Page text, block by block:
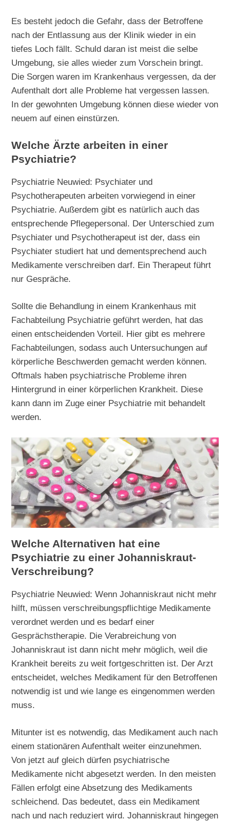
Es besteht jedoch die Gefahr, dass der Betroffene
nach der Entlassung aus der Klinik wieder in ein
tiefes Loch fällt. Schuld daran ist meist die selbe
Umgebung, sie alles wieder zum Vorschein bringt.
Die Sorgen waren im Krankenhaus vergessen, da der
Aufenthalt dort alle Probleme hat vergessen lassen.
In der gewohnten Umgebung können diese wieder von
neuem auf einen einstürzen.
Welche Ärzte arbeiten in einer
Psychiatrie?
Psychiatrie Neuwied: Psychiater und
Psychotherapeuten arbeiten vorwiegend in einer
Psychiatrie. Außerdem gibt es natürlich auch das
entsprechende Pflegepersonal. Der Unterschied zum
Psychiater und Psychotherapeut ist der, dass ein
Psychiater studiert hat und dementsprechend auch
Medikamente verschreiben darf. Ein Therapeut führt
nur Gespräche.
Sollte die Behandlung in einem Krankenhaus mit
Fachabteilung Psychiatrie geführt werden, hat das
einen entscheidenden Vorteil. Hier gibt es mehrere
Fachabteilungen, sodass auch Untersuchungen auf
körperliche Beschwerden gemacht werden können.
Oftmals haben psychiatrische Probleme ihren
Hintergrund in einer körperlichen Krankheit. Diese
kann dann im Zuge einer Psychiatrie mit behandelt
werden.
Welche Alternativen hat eine
Psychiatrie zu einer Johanniskraut-
Verschreibung?
Psychiatrie Neuwied: Wenn Johanniskraut nicht mehr
hilft, müssen verschreibungspflichtige Medikamente
verordnet werden und es bedarf einer
Gesprächstherapie. Die Verabreichung von
Johanniskraut ist dann nicht mehr möglich, weil die
Krankheit bereits zu weit fortgeschritten ist. Der Arzt
entscheidet, welches Medikament für den Betroffenen
notwendig ist und wie lange es eingenommen werden
muss.
Mitunter ist es notwendig, das Medikament auch nach
einem stationären Aufenthalt weiter einzunehmen.
Von jetzt auf gleich dürfen psychiatrische
Medikamente nicht abgesetzt werden. In den meisten
Fällen erfolgt eine Absetzung des Medikaments
schleichend. Das bedeutet, dass ein Medikament
nach und nach reduziert wird. Johanniskraut hingegen